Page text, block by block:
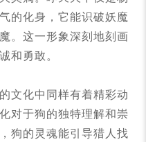
的化身，它能识破妖魔
。这一形象深刻地刻画
和勇敢。
化中同样有着精彩动
对于狗的独特理解和崇
狗的灵魂能引导猎人找